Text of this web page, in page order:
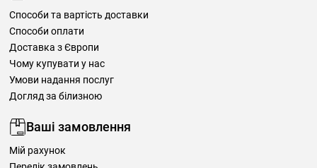
Способи та вартість доставки
Способи оплати
Доставка з Європи
Чому купувати у нас
Умови надання послуг
Догляд за білизною
Ваші замовлення
Мій рахунок